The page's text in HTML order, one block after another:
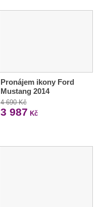
Pronájem ikony Ford
Mustang 2014
4 690 Kč
3 987 Kč